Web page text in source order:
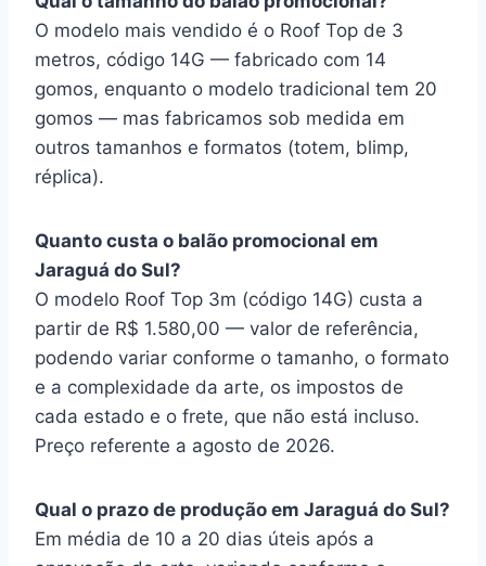
O modelo mais vendido é o Roof Top de 3
metros, código 14G — fabricado com 14
gomos, enquanto o modelo tradicional tem 20
gomos — mas fabricamos sob medida em
outros tamanhos e formatos (totem, blimp,
réplica).
Quanto custa o balão promocional em
Jaraguá do Sul?
O modelo Roof Top 3m (código 14G) custa a
partir de R$ 1.580,00 — valor de referência,
podendo variar conforme o tamanho, o formato
e a complexidade da arte, os impostos de
cada estado e o frete, que não está incluso.
Preço referente a agosto de 2026.
Qual o prazo de produção em Jaraguá do Sul?
Em média de 10 a 20 dias úteis após a